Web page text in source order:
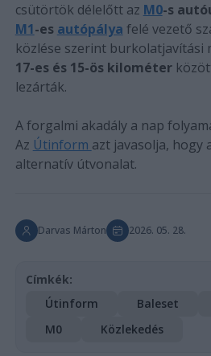
csütörtök délelőtt az M0-s
M1-es autópálya felé vezető
közlése szerint burkolatjavítási
17-es és 15-ös kilométer
lezárták.
A forgalmi akadály a nap
Az Útinform azt javasolja, hogy
alternatív útvonalat.
Darvas Márton 2026. 05. 28.
Címkék:
Útinform
Baleset
M0
Közlekedés